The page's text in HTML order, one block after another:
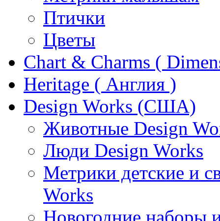
Птички
Цветы
Chart & Charms (
Heritage ( Англия )
Design Works (США)
Животные Design
Люди Design Works
Метрики детские и
Works